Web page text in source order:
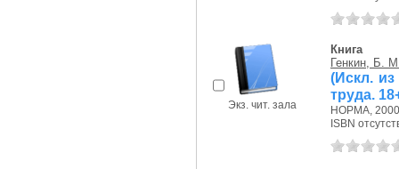
Экз. чит. зала
Книга
Генкин, Б.
(Искл.
труда.
НОРМА, 2000
ISBN